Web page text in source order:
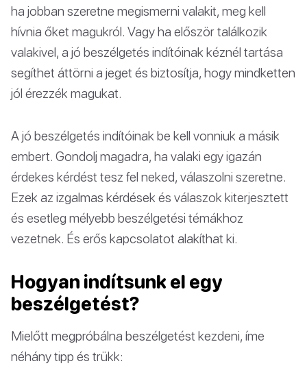
ha jobban szeretne megismerni valakit, meg kell
hívnia őket magukról. Vagy ha először találkozik
valakivel, a jó beszélgetés indítóinak kéznél tartása
segíthet áttörni a jeget és biztosítja, hogy mindketten
jól érezzék magukat.
A jó beszélgetés indítóinak be kell vonniuk a másik
embert. Gondolj magadra, ha valaki egy igazán
érdekes kérdést tesz fel neked, válaszolni szeretne.
Ezek az izgalmas kérdések és válaszok kiterjesztett
és esetleg mélyebb beszélgetési témákhoz
vezetnek. És erős kapcsolatot alakíthat ki.
Hogyan indítsunk el egy
beszélgetést?
Mielőtt megpróbálna beszélgetést kezdeni, íme
néhány tipp és trükk: